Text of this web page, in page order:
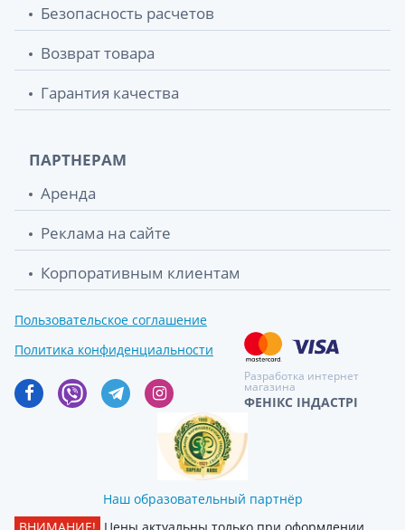
Безопасность расчетов
Возврат товара
Гарантия качества
ПАРТНЕРАМ
Аренда
Реклама на сайте
Корпоративным клиентам
Пользовательское соглашение
Политика конфиденциальности
Разработка интернет
магазина
ФЕНІКС ІНДАСТРІ
Наш образовательный партнёр